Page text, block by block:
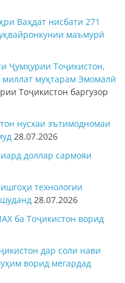
Ваҳдат нисбати 271
маъмурӣ
Ҷумҳурии Тоҷикистон,
муҳтарам Эмомалӣ
Тоҷикистон баргузор
нусхаи эътимодномаи
28.07.2026
доллар сармояи
технологии
28.07.2026
ба Тоҷикистон ворид
дар соли нави
ворид мегардад